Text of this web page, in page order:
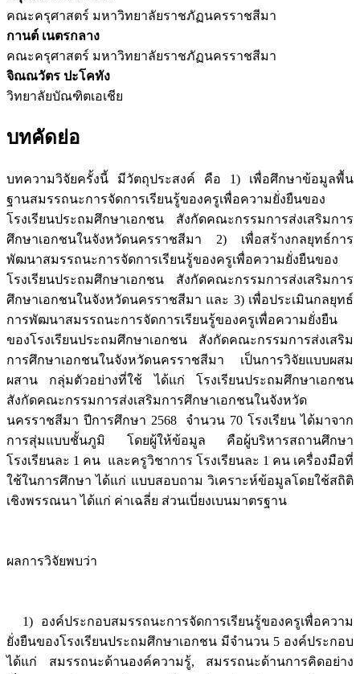
คณะครุศาสตร์ มหาวิทยาลัยราชภัฏนครราชสีมา
กานต์ เนตรกลาง
คณะครุศาสตร์ มหาวิทยาลัยราชภัฏนครราชสีมา
จิณณวัตร ปะโคทัง
วิทยาลัยบัณฑิตเอเชีย
บทคัดย่อ
บทความวิจัยครั้งนี้ มีวัตถุประสงค์ คือ 1) เพื่อศึกษาข้อมูลพื้น
ฐานสมรรถนะการจัดการเรียนรู้ของครูเพื่อความยั่งยืนของ
โรงเรียนประถมศึกษาเอกชน สังกัดคณะกรรมการส่งเสริมการ
ศึกษาเอกชนในจังหวัดนครราชสีมา 2) เพื่อสร้างกลยุทธ์การ
พัฒนาสมรรถนะการจัดการเรียนรู้ของครูเพื่อความยั่งยืนของ
โรงเรียนประถมศึกษาเอกชน สังกัดคณะกรรมการส่งเสริมการ
ศึกษาเอกชนในจังหวัดนครราชสีมา และ 3) เพื่อประเมินกลยุทธ์
การพัฒนาสมรรถนะการจัดการเรียนรู้ของครูเพื่อความยั่งยืน
ของโรงเรียนประถมศึกษาเอกชน สังกัดคณะกรรมการส่งเสริม
การศึกษาเอกชนในจังหวัดนครราชสีมา เป็นการวิจัยแบบผสม
ผสาน กลุ่มตัวอย่างที่ใช้ ได้แก่ โรงเรียนประถมศึกษาเอกชน
สังกัดคณะกรรมการส่งเสริมการศึกษาเอกชนในจังหวัด
นครราชสีมา ปีการศึกษา 2568 จำนวน 70 โรงเรียน ได้มาจาก
การสุ่มแบบชั้นภูมิ โดยผู้ให้ข้อมูล คือผู้บริหารสถานศึกษา
โรงเรียนละ 1 คน และครูวิชาการ โรงเรียนละ 1 คน เครื่องมือที่
ใช้ในการศึกษา ได้แก่ แบบสอบถาม วิเคราะห์ข้อมูลโดยใช้สถิติ
เชิงพรรณนา ได้แก่ ค่าเฉลี่ย ส่วนเบี่ยงเบนมาตรฐาน
ผลการวิจัยพบว่า
1) องค์ประกอบสมรรถนะการจัดการเรียนรู้ของครูเพื่อความ
ยั่งยืนของโรงเรียนประถมศึกษาเอกชน มีจำนวน 5 องค์ประกอบ
ได้แก่ สมรรถนะด้านองค์ความรู้, สมรรถนะด้านการคิดอย่าง